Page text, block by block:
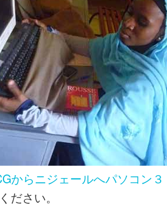
からニジェールへパソコン
ださい。